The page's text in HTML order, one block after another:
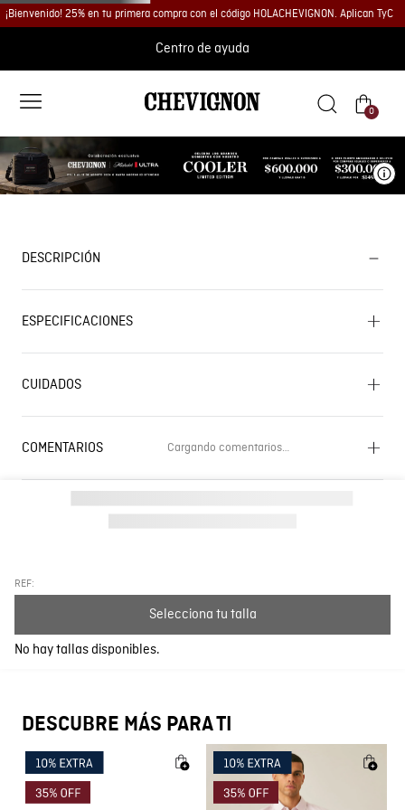
¡Bienvenido! 25% en tu primera compra con el código HOLACHEVIGNON. Aplican TyC
Centro de ayuda
0
REF:
Selecciona tu talla
No hay tallas disponibles.
DESCRIPCIÓN
ESPECIFICACIONES
CUIDADOS
COMENTARIOS Cargando comentarios…
Cargando el resumen…
Por favor, inicia sesión para escribir un comentario.
DESCUBRE MÁS PARA TI